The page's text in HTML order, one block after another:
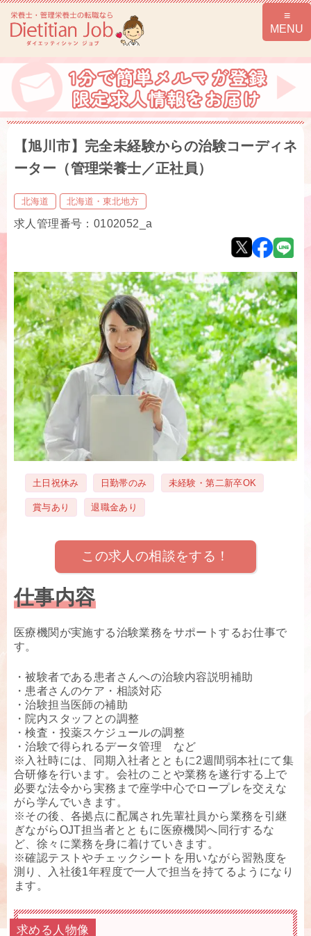
【旭川市】完全未経験からの治験コーディネ
ーター（管理栄養士／正社員）
北海道 北海道・東北地方
求人管理番号：0102052_a
土日祝休み 日勤帯のみ 未経験・第二新卒OK
賞与あり 退職金あり
この求人の相談をする！
仕事内容
医療機関が実施する治験業務をサポートするお仕事で
す。
・被験者である患者さんへの治験内容説明補助
・患者さんのケア・相談対応
・治験担当医師の補助
・院内スタッフとの調整
・検査・投薬スケジュールの調整
・治験で得られるデータ管理 など
※入社時には、同期入社者とともに2週間弱本社にて集
合研修を行います。会社のことや業務を遂行する上で
必要な法令から実務まで座学中心でロープレを交えな
がら学んでいきます。
※その後、各拠点に配属され先輩社員から業務を引継
ぎながらOJT担当者とともに医療機関へ同行するな
ど、徐々に業務を身に着けていきます。
※確認テストやチェックシートを用いながら習熟度を
測り、入社後1年程度で一人で担当を持てるようになり
ます。
求める人物像